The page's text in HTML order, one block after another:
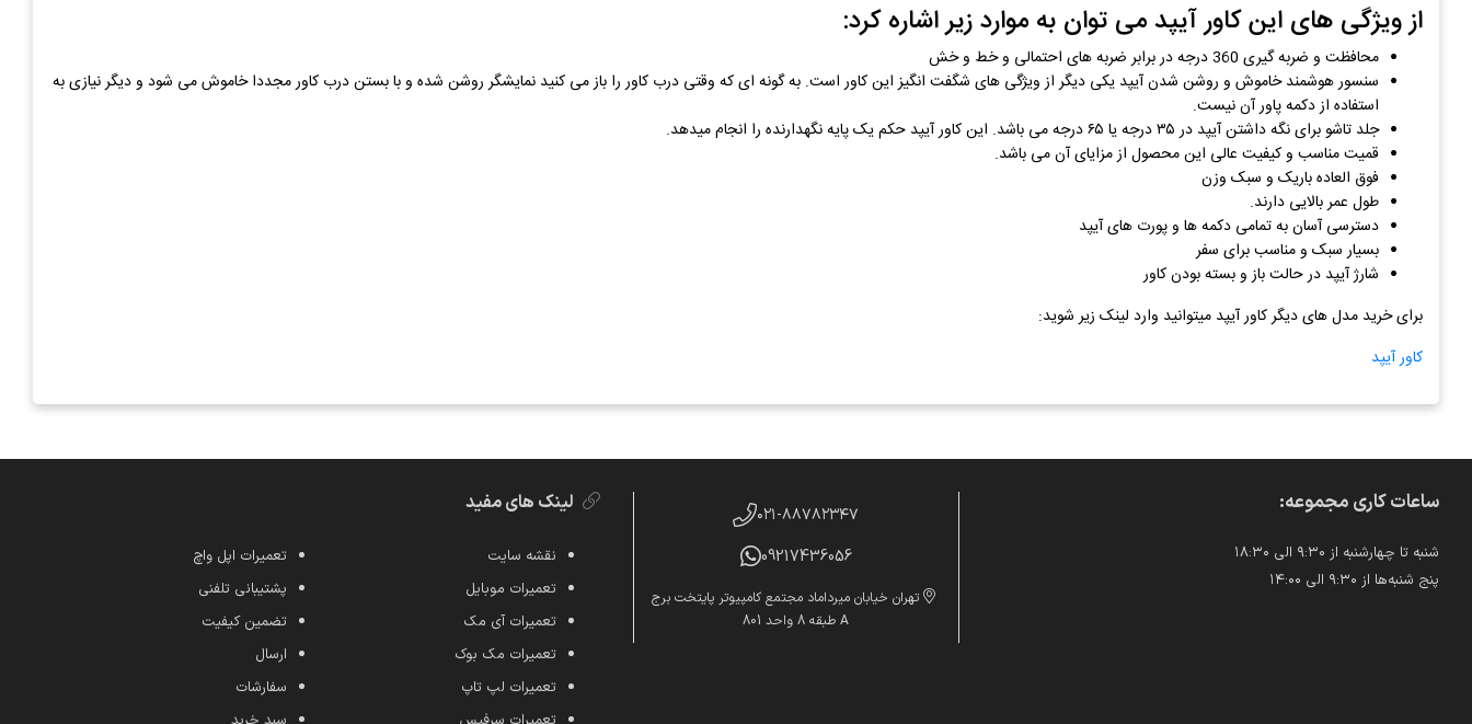
از ویژگی های این کاور آیپد می توان به موارد زیر اشاره کرد:
محافظت و ضربه گیری 360 درجه در برابر ضربه های احتمالی و خط و خش
سنسور هوشمند خاموش و روشن شدن آیپد یکی دیگر از ویژگی های شگفت انگیز این کاور است. به گونه ای که وقتی درب کاور را باز می کنید نمایشگر روشن شده و با بستن درب کاور مجددا خاموش می شود و دیگر نیازی به
استفاده از دکمه پاور آن نیست.
جلد تاشو برای نگه داشتن آیپد در ۳۵ درجه یا ۶۵ درجه می باشد. این کاور آیپد حکم یک پایه نگهدارنده را انجام میدهد.
قمیت مناسب و کیفیت عالی این محصول از مزایای آن می باشد.
فوق العاده باریک و سبک وزن
طول عمر بالایی دارند.
دسترسی آسان به تمامی دکمه ها و پورت های آیپد
بسیار سبک و مناسب برای سفر
شارژ آیپد در حالت باز و بسته بودن کاور
برای خرید مدل های دیگر کاور آیپد میتوانید وارد لینک زیر شوید:
کاور آیپد
ساعات کاری مجموعه:
شنبه تا چهارشنبه از ۹:۳۰ الی ۱۸:۳۰
پنج شنبه‌ها از ۹:۳۰ الی ۱۴:۰۰
۰۲۱-۸۸۷۸۲۳۴۷
09217436056
تهران خیابان میرداماد مجتمع کامپیوتر پایتخت برج
A طبقه 8 واحد 801
لینک های مفید
نقشه سایت
تعمیرات موبایل
تعمیرات آی مک
تعمیرات مک بوک
تعمیرات لپ تاپ
تعمیرات اپل واچ
پشتیبانی تلفنی
تضمین کیفیت
ارسال
سفارشات